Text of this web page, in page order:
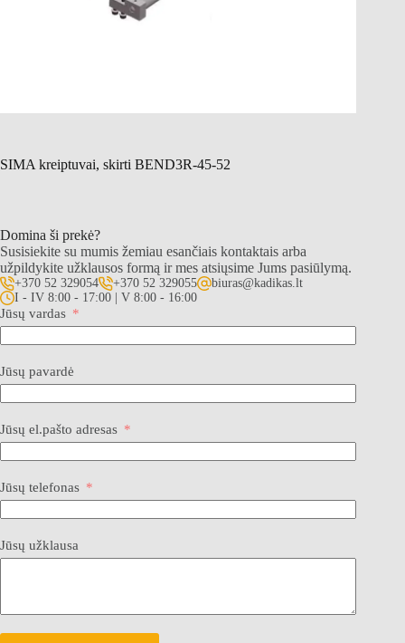
SIMA kreiptuvai, skirti BEND3R-45-52
Domina ši prekė?
Susisiekite su mumis žemiau esančiais kontaktais arba
užpildykite užklausos formą ir mes atsiųsime Jums pasiūlymą.
+370 52 329054 +370 52 329055
biuras@kadikas.lt
I - IV 8:00 - 17:00 | V 8:00 - 16:00
Jūsų vardas
Jūsų pavardė
Jūsų el.pašto adresas
Jūsų telefonas
Jūsų užklausa